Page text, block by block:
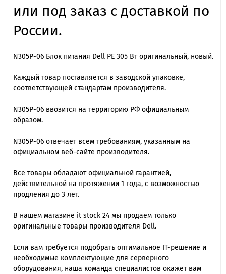
или под заказ с доставкой по
России.
N305P-06 Блок питания Dell PE 305 Вт оригинальный, новый.
Каждый товар поставляется в заводской упаковке,
соответствующей стандартам производителя.
N305P-06 ввозится на территорию РФ официальным
образом.
N305P-06 отвечает всем требованиям, указанным на
официальном веб-сайте производителя.
Все товары обладают официальной гарантией,
действительной на протяжении 1 года, с возможностью
продления до 3 лет.
В нашем магазине it stock 24 мы продаем только
оригинальные товары производителя Dell.
Если вам требуется подобрать оптимальное IT-решение и
необходимые комплектующие для серверного
оборудования, наша команда специалиcтов окажет вам